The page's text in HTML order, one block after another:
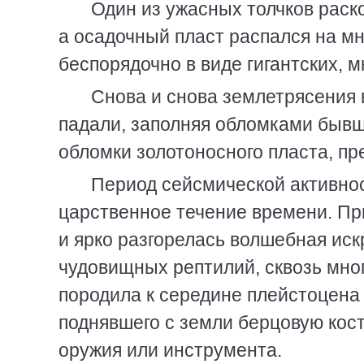
Один из ужасных толчков
а осадочный пласт распался на
беспорядочно в виде гигантских,
Снова и снова
падали, заполняя обломками
обломки золотоносного пласта,
Период сейсмической
царственное течение времени.
и ярко разгорелась волшебная
чудовищных рептилий, сквозь
породила к середине
поднявшего с земли берцовую
оружия или инструмента.